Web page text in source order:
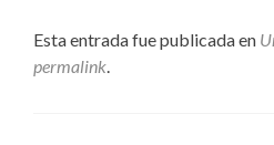
Esta entrada fue publicada en
permalink.